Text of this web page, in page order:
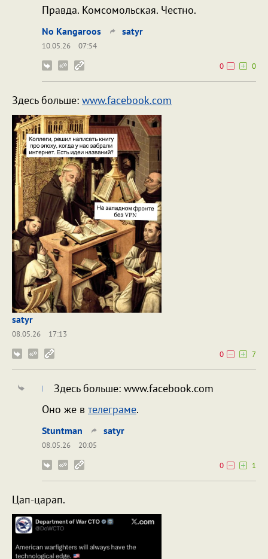
Правда. Комсомольская. Честно.
No Kangaroos satyr
10.05.26
07:54
0
0
Здесь больше: www.facebook.com
satyr
08.05.26
17:13
0
7
Здесь больше: www.facebook.com
Оно же в телеграме.
Stuntman satyr
08.05.26
20:05
0
1
Цап-царап.